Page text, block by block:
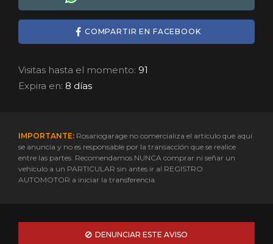
COMPARTIR EN FACEBOOK
Visitas hasta el momento: 91
Expira en: 8 días
IMPORTANTE: Rosariogarage no comercializa el artículo que aquí
se anuncia y no es responsable por la transacción que se realice
entre las partes. Recomendamos NUNCA comprar ni señar un
vehículo a un PARTICULAR sin antes ir al REGISTRO
AUTOMOTOR a iniciar la transferencia.
DENUNCIAR ESTE AVISO